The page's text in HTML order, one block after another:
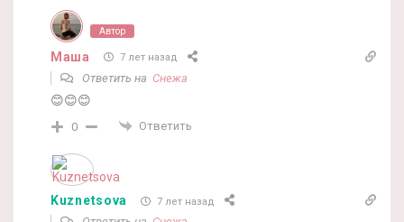
Автор
Маша 7 лет назад
Ответить на Снежа
😊😊😊
0 Ответить
Kuznetsova 7 лет назад